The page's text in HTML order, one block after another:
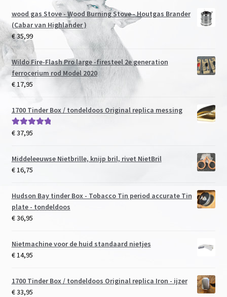
wood gas Stove - Wood Burning Stove - Houtgas Brander
(Cabar van Highlander )
€35,99
Wildo Fire-Flash Pro large -firesteel 2e generation
ferrocerium rod Model 2020
€17,95
1700 Tinder Box / tondeldoos Original replica messing
Gewaardeerd
€37,95
Middeleeuwse Nietbrille, knijp bril, rivet NietBril
€16,75
Hudson Bay tinder Box - Tobacco Tin period accurate Tin
plate - tondeldoos
€36,95
Nietmachine voor de huid standaard nietjes
€14,95
1700 Tinder Box / tondeldoos Original replica Iron - ijzer
€33,95